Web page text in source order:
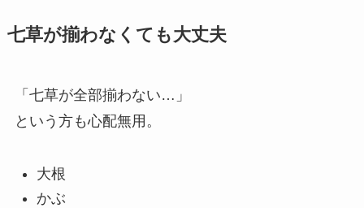
七草が揃わなくても大丈夫
「七草が全部揃わない…」
という方も心配無用。
大根
かぶ